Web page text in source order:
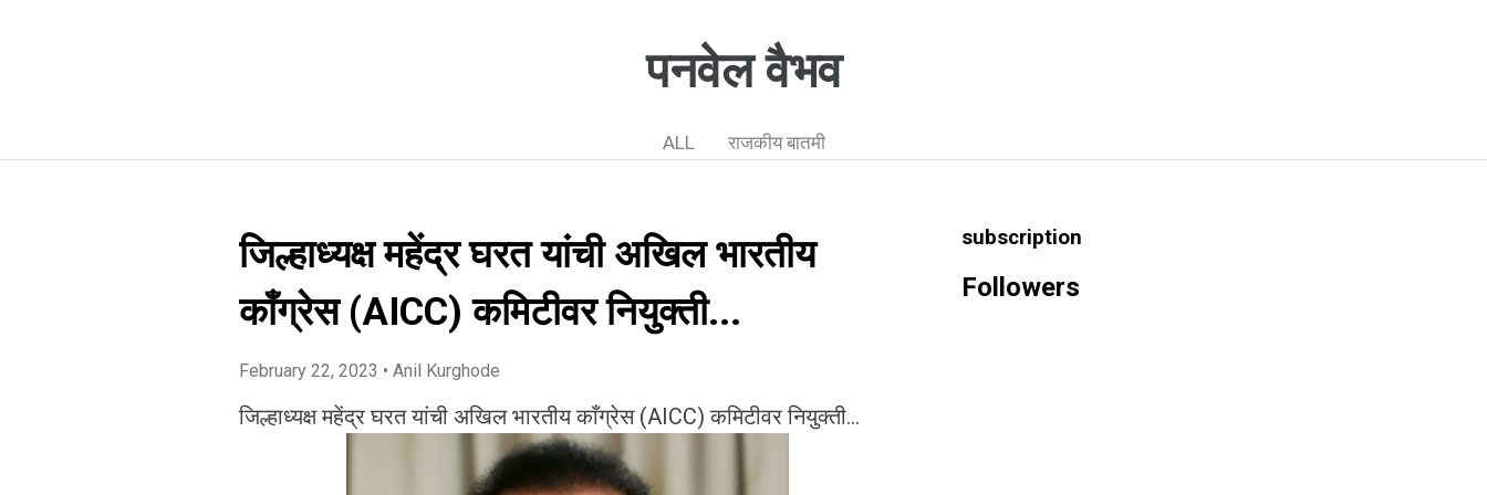
पनवेल वैभव
ALL राजकीय बातमी
जिल्हाध्यक्ष महेंद्र घरत यांची अखिल भारतीय
काँग्रेस (AICC) कमिटीवर नियुक्ती...
February 22, 2023 • Anil Kurghode
जिल्हाध्यक्ष महेंद्र घरत यांची अखिल भारतीय काँग्रेस (AICC) कमिटीवर नियुक्ती...
subscription
Followers